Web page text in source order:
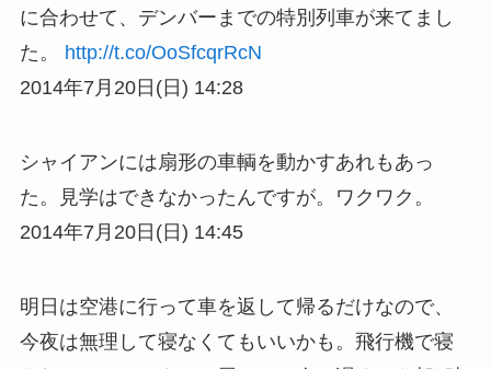
に合わせて、デンバーまでの特別列車が来てまし
た。
http://t.co/OoSfcqrRcN
2014年7月20日(日) 14:28
シャイアンには扇形の車輌を動かすあれもあっ
た。見学はできなかったんですが。ワクワク。
2014年7月20日(日) 14:45
明日は空港に行って車を返して帰るだけなので、
今夜は無理して寝なくてもいいかも。飛行機で寝